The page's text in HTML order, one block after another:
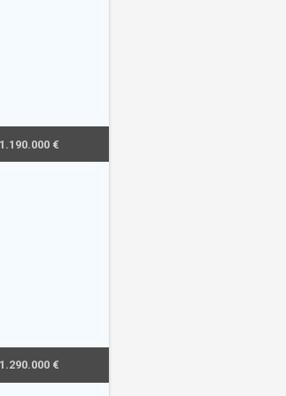
1.190.000 €
1.290.000 €